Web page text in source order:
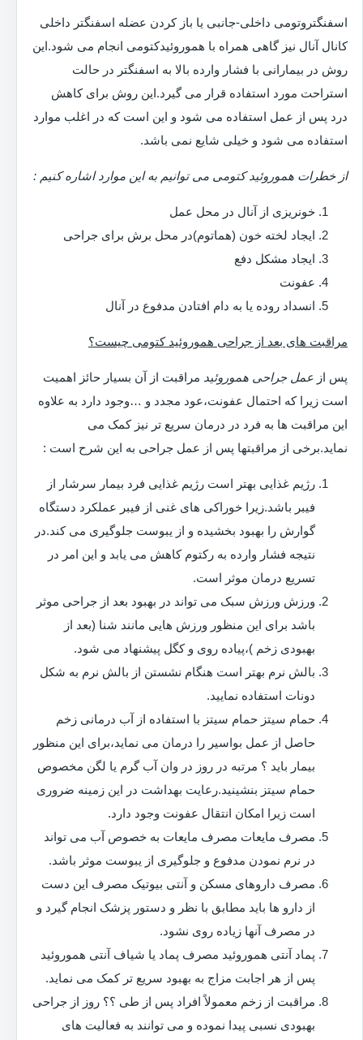
اسفنگتروتومی داخلی-جانبی یا باز کردن عضله اسفنگتر داخلی
کانال آنال نیز گاهی همراه با هموروئیدکتومی انجام می شود.این
روش در بیمارانی با فشار وارده بالا به اسفنگتر در حالت
استراحت مورد استفاده قرار می گیرد.این روش برای کاهش
درد پس از عمل استفاده می شود و این است که در اغلب موارد
استفاده می شود و خیلی شایع نمی باشد.
از خطرات هموروئید کتومی می توانیم به این موارد اشاره کنیم :
خونریزی از آنال در محل عمل
ایجاد لخته خون (هماتوم)در محل برش برای جراحی
ایجاد مشکل دفع
عفونت
انسداد روده یا به دام افتادن مدفوع در آنال
مراقبت های بعد از جراحی هموروئید کتومی چیست؟
پس از عمل جراحی هموروئید مراقبت از آن بسیار حائز اهمیت
است زیرا که احتمال عفونت،عود مجدد و …وجود دارد به علاوه
این مراقبت ها به فرد در درمان سریع تر نیز کمک می
نماید.برخی از مراقبتها پس از عمل جراحی به این شرح است :
رژیم غذایی بهتر است رژیم غذایی فرد بیمار سرشار از
فیبر باشد.زیرا خوراکی های غنی از فیبر عملکرد دستگاه
گوارش را بهبود بخشیده و از یبوست جلوگیری می کند.در
نتیجه فشار وارده به رکتوم کاهش می یابد و این امر در
تسریع درمان موثر است.
ورزش ورزش سبک می تواند در بهبود بعد از جراحی موثر
باشد برای این منظور ورزش هایی مانند شنا (بعد از
بهبودی زخم )،پیاده روی و کگل پیشنهاد می شود.
بالش نرم بهتر است هنگام نشستن از بالش نرم به شکل
دونات استفاده نمایید.
حمام سیتز حمام سیتز با استفاده از آب درمانی زخم
حاصل از عمل بواسیر را درمان می نماید،برای این منظور
بیمار باید ؟ مرتبه در روز در وان آب گرم یا لگن مخصوص
حمام سیتز بنشینید.رعایت بهداشت در این زمینه ضروری
است زیرا امکان انتقال عفونت وجود دارد.
مصرف مایعات مصرف مایعات به خصوص آب می تواند
در نرم نمودن مدفوع و جلوگیری از یبوست موثر باشد.
مصرف داروهای مسکن و آنتی بیوتیک مصرف این دست
از دارو ها باید مطابق با نظر و دستور پزشک انجام گیرد و
در مصرف آنها زیاده روی نشود.
پماد آنتی هموروئید مصرف پماد یا شیاف آنتی هموروئید
پس از هر اجابت مزاج به بهبود سریع تر کمک می نماید.
مراقبت از زخم معمولاً افراد پس از طی ؟؟ روز از جراحی
بهبودی نسبی پیدا نموده و می توانند به فعالیت های